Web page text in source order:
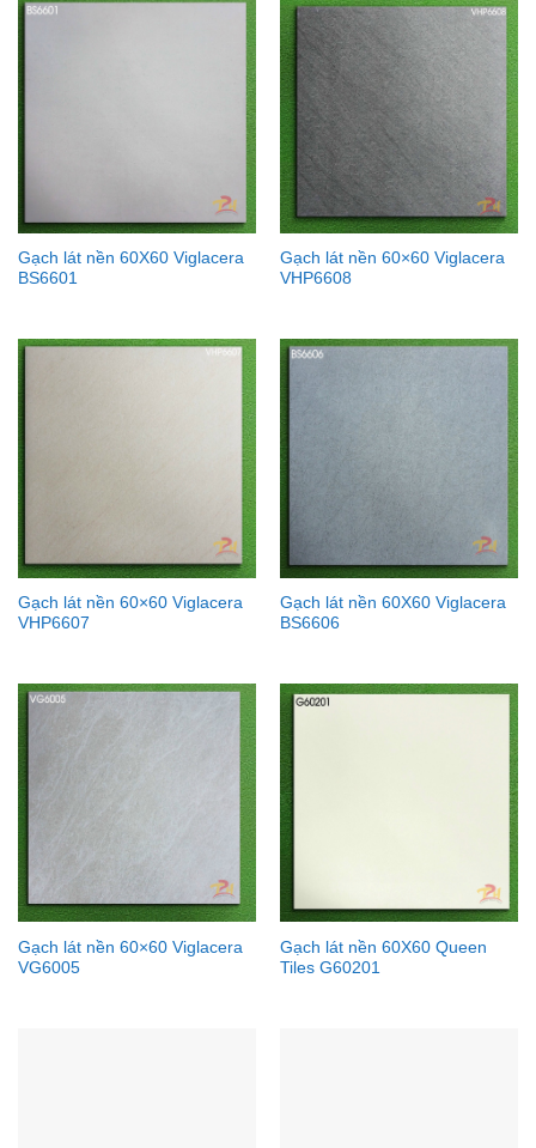
Gạch lát nền 60X60 Viglacera
BS6601
Gạch lát nền 60×60 Viglacera
VHP6608
Gạch lát nền 60×60 Viglacera
VHP6607
Gạch lát nền 60X60 Viglacera
BS6606
Gạch lát nền 60×60 Viglacera
VG6005
Gạch lát nền 60X60 Queen
Tiles G60201